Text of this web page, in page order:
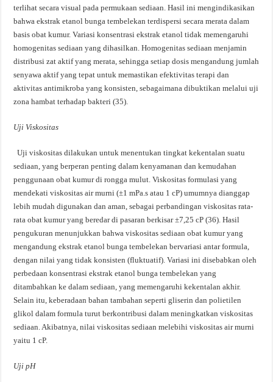
terlihat secara visual pada permukaan sediaan. Hasil ini mengindikasikan
bahwa ekstrak etanol bunga tembelekan terdispersi secara merata dalam
basis obat kumur. Variasi konsentrasi ekstrak etanol tidak memengaruhi
homogenitas sediaan yang dihasilkan. Homogenitas sediaan menjamin
distribusi zat aktif yang merata, sehingga setiap dosis mengandung jumlah
senyawa aktif yang tepat untuk memastikan efektivitas terapi dan
aktivitas antimikroba yang konsisten, sebagaimana dibuktikan melalui uji
zona hambat terhadap bakteri (35).
Uji Viskositas
Uji viskositas dilakukan untuk menentukan tingkat kekentalan suatu
sediaan, yang berperan penting dalam kenyamanan dan kemudahan
penggunaan obat kumur di rongga mulut. Viskositas formulasi yang
mendekati viskositas air murni (±1 mPa.s atau 1 cP) umumnya dianggap
lebih mudah digunakan dan aman, sebagai perbandingan viskositas rata-
rata obat kumur yang beredar di pasaran berkisar ±7,25 cP (36). Hasil
pengukuran menunjukkan bahwa viskositas sediaan obat kumur yang
mengandung ekstrak etanol bunga tembelekan bervariasi antar formula,
dengan nilai yang tidak konsisten (fluktuatif). Variasi ini disebabkan oleh
perbedaan konsentrasi ekstrak etanol bunga tembelekan yang
ditambahkan ke dalam sediaan, yang memengaruhi kekentalan akhir.
Selain itu, keberadaan bahan tambahan seperti gliserin dan polietilen
glikol dalam formula turut berkontribusi dalam meningkatkan viskositas
sediaan. Akibatnya, nilai viskositas sediaan melebihi viskositas air murni
yaitu 1 cP.
UjipH